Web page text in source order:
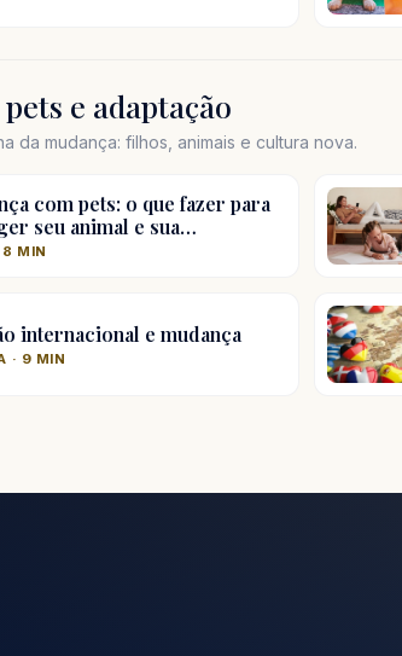
e adaptação
da mudança: filhos, animais e cultura nova.
com pets: o que fazer para
seu animal e sua…
8 MIN
internacional e mudança
· 9 MIN